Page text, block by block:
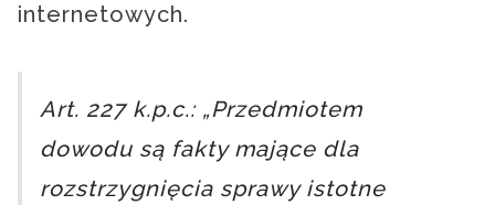
internetowych.
Art. 227 k.p.c.: „Przedmiotem
dowodu są fakty mające dla
rozstrzygnięcia sprawy istotne